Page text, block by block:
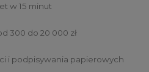
w 15 minut
300 do 20 000 zł
i podpisywania papierowych